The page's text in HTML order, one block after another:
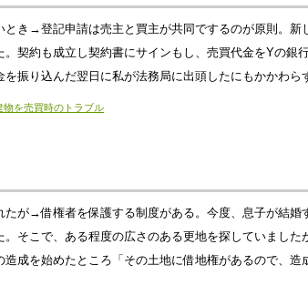
き→登記申請は売主と買主が共同でするのが原則。
契約も成立し契約書にサインもし、売買代金をYの銀
振り込んだ翌日に私が法務局に出頭したにもかかわ
物を売買時のトラブル
が→借権者を保護する制度がある。今度、息子が結
そこで、ある程度の広さのある更地を探していまし
成を始めたところ「その土地に借地権があるので、